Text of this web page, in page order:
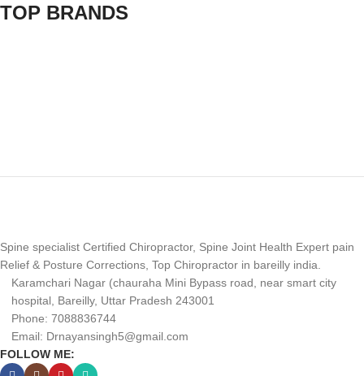
TOP BRANDS
Spine specialist Certified Chiropractor, Spine Joint Health Expert pain
Relief & Posture Corrections, Top Chiropractor in bareilly india.
Karamchari Nagar (chauraha Mini Bypass road, near smart city
hospital, Bareilly, Uttar Pradesh 243001
Phone: 7088836744
Email: Drnayansingh5@gmail.com
FOLLOW ME: